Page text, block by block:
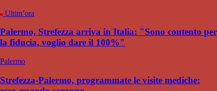
Ultim’ora
Palermo, Strefezza arriva in Italia: "Sono contento per
la fiducia, voglio dare il 100%"
Palermo
Strefezza-Palermo, programmate le visite mediche: